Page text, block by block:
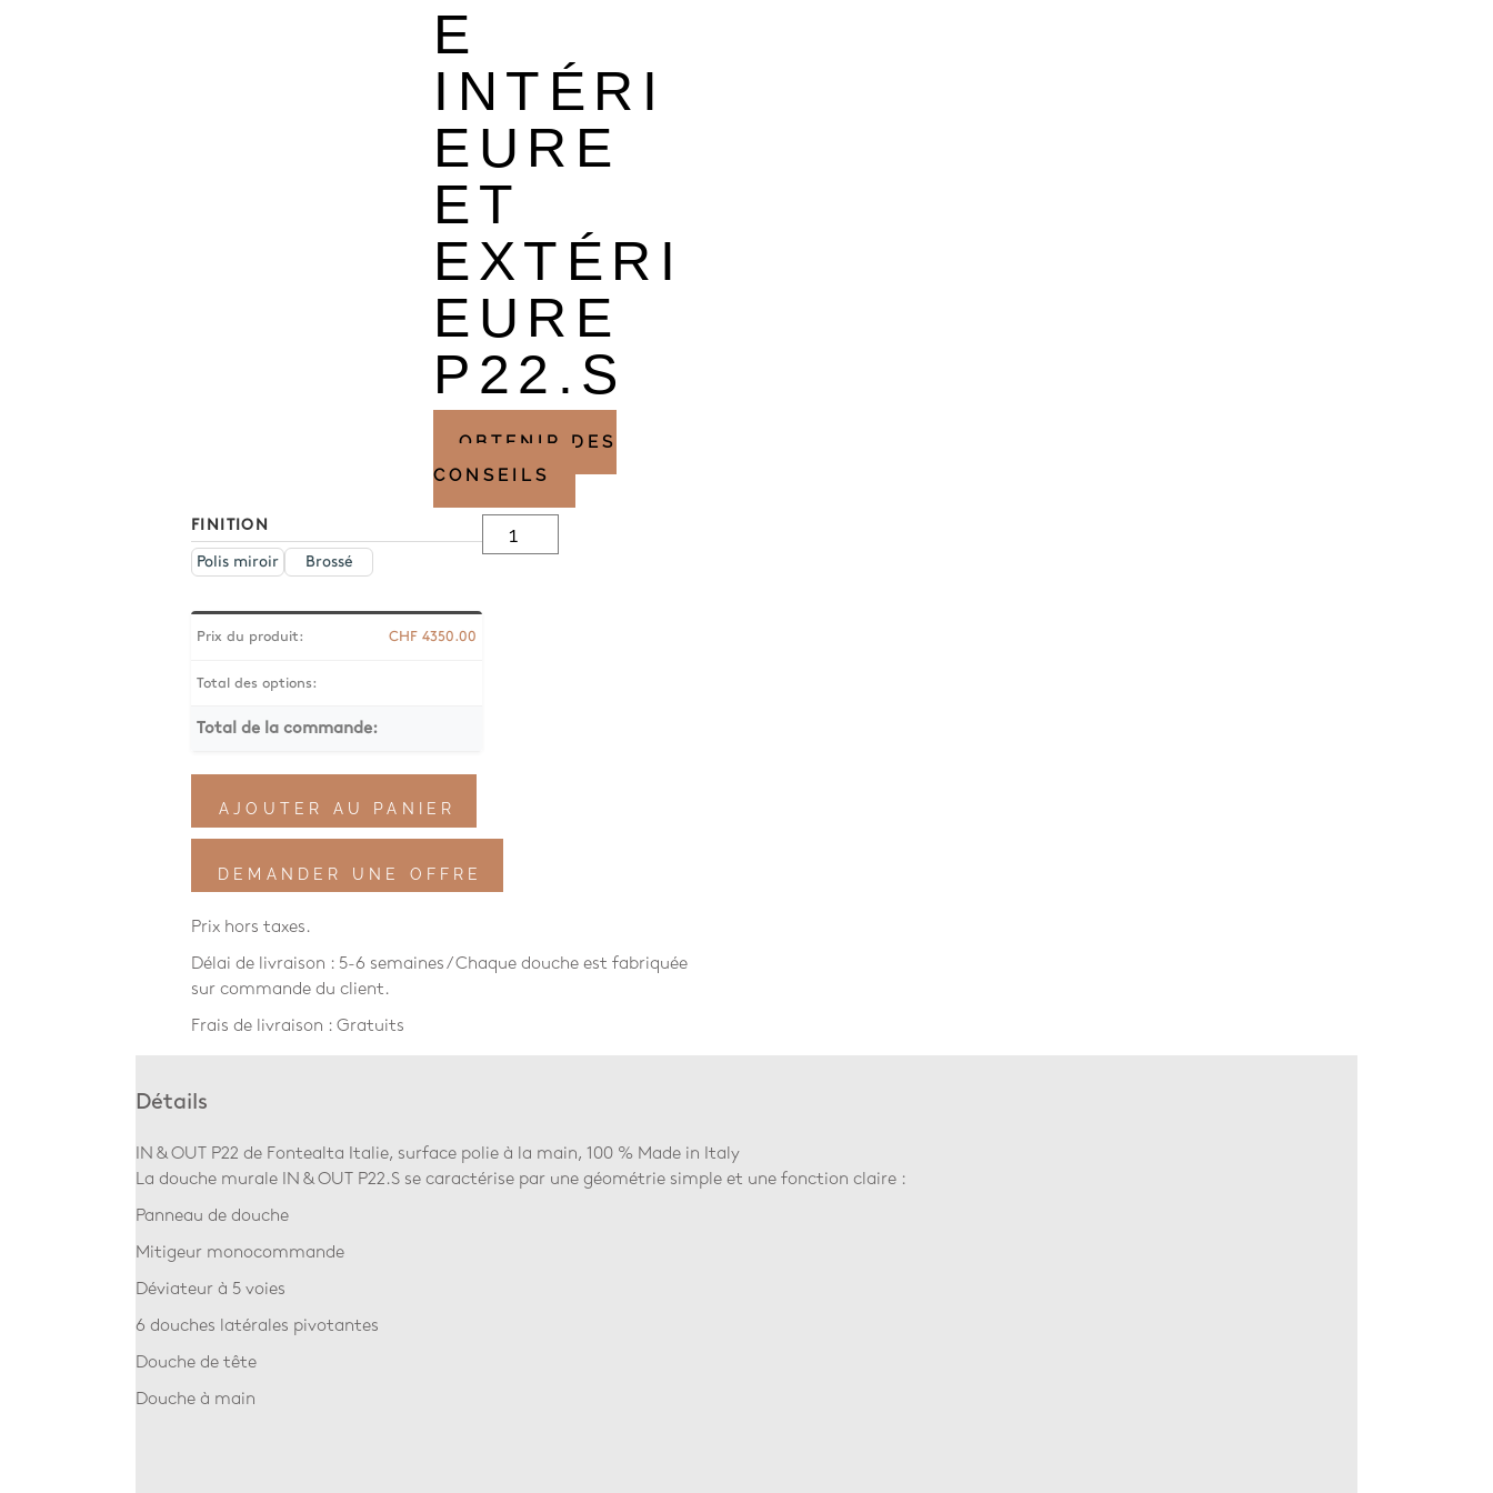
E
INTÉRI
EURE
ET
EXTÉRI
EURE
P22.S
OBTENIR DES
CONSEILS
FINITION
Polis miroir Brossé
Prix du produit: CHF 4350.00
Total des options:
Total de la commande:
de
Out
AJOUTER AU PANIER
DEMANDER UNE OFFRE
Prix hors taxes.
Délai de livraison : 5-6 semaines / Chaque douche est fabriquée
sur commande du client.
Frais de livraison : Gratuits
Détails
IN & OUT P22 de Fontealta Italie, surface polie à la main, 100 % Made in Italy
La douche murale IN & OUT P22.S se caractérise par une géométrie simple et une fonction claire :
Panneau de douche
Mitigeur monocommande
Déviateur à 5 voies
6 douches latérales pivotantes
Douche de tête
Douche à main